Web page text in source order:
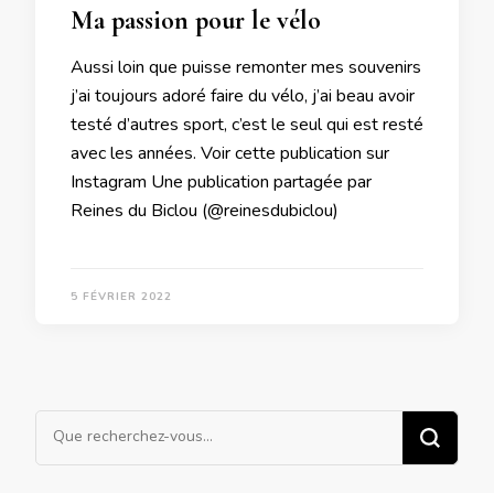
Ma passion pour le vélo
Aussi loin que puisse remonter mes souvenirs
j’ai toujours adoré faire du vélo, j’ai beau avoir
testé d’autres sport, c’est le seul qui est resté
avec les années. Voir cette publication sur
Instagram Une publication partagée par
Reines du Biclou (@reinesdubiclou)
5 FÉVRIER 2022
Vous
recherchiez